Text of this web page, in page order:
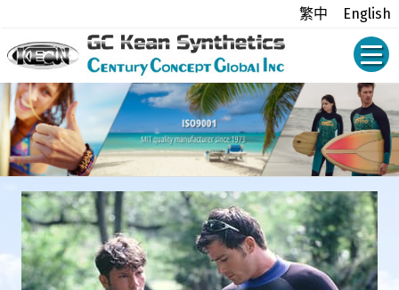
繁中 English